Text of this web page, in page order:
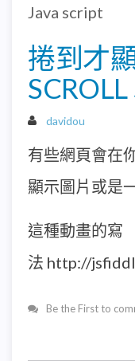
Java script
捲到才
davidou
有些網頁會在
顯示圖片或是
這種動畫的寫
法 http://
Be the First to